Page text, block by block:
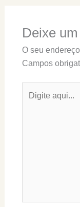
Deixe
O seu
Campos
aqui...